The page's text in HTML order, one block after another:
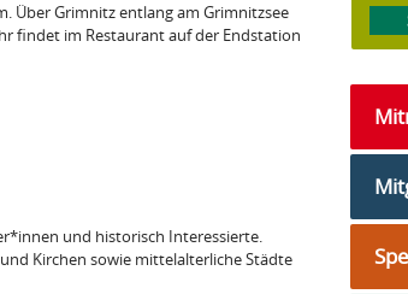
Über Grimnitz entlang am Grimnitzsee
findet im Restaurant auf der Endstation
und historisch Interessierte.
Kirchen sowie mittelalterliche Städte